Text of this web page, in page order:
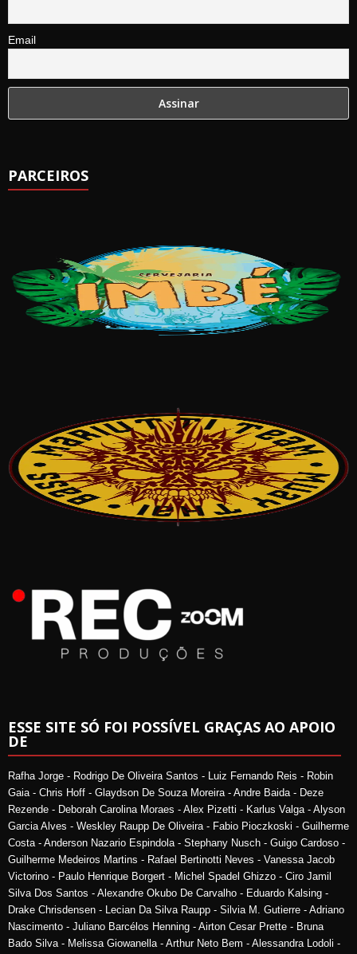
Email
PARCEIROS
ESSE SITE SÓ FOI POSSÍVEL GRAÇAS AO APOIO
DE
Rafha Jorge - Rodrigo De Oliveira Santos - Luiz Fernando Reis - Robin
Gaia - Chris Hoff - Glaydson De Souza Moreira - Andre Baida - Deze
Rezende - Deborah Carolina Moraes - Alex Pizetti - Karlus Valga - Alyson
Garcia Alves - Weskley Raupp De Oliveira - Fabio Pioczkoski - Guilherme
Costa - Anderson Nazario Espindola - Stephany Nusch - Guigo Cardoso -
Guilherme Medeiros Martins - Rafael Bertinotti Neves - Vanessa Jacob
Victorino - Paulo Henrique Borgert - Michel Spadel Ghizzo - Ciro Jamil
Silva Dos Santos - Alexandre Okubo De Carvalho - Eduardo Kalsing -
Drake Chrisdensen - Lecian Da Silva Raupp - Silvia M. Gutierre - Adriano
Nascimento - Juliano Barcélos Henning - Airton Cesar Prette - Bruna
Bado Silva - Melissa Giowanella - Arthur Neto Bem - Alessandra Lodoli -